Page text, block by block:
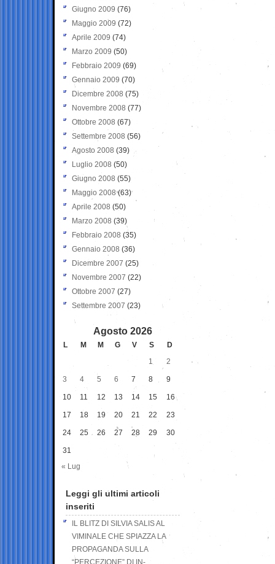
Giugno 2009 (76)
Maggio 2009 (72)
Aprile 2009 (74)
Marzo 2009 (50)
Febbraio 2009 (69)
Gennaio 2009 (70)
Dicembre 2008 (75)
Novembre 2008 (77)
Ottobre 2008 (67)
Settembre 2008 (56)
Agosto 2008 (39)
Luglio 2008 (50)
Giugno 2008 (55)
Maggio 2008(63)
Aprile 2008 (50)
Marzo 2008 (39)
Febbraio 2008 (35)
Gennaio 2008 (36)
Dicembre 2007 (25)
Novembre 2007 (22)
Ottobre 2007 (27)
Settembre 2007 (23)
Agosto 2026
L M M G V S
D
1
2
3 4 5 6 7 8 9
10 11 12 13 14 15 16
17 18 19 20 21 22 23
24 25 26 27 28 29 30
31
« Lug
Leggi gli ultimi articoli
inseriti
IL BLITZ DI SILVIA SALIS AL
VIMINALE CHE SPIAZZA LA
PROPAGANDA SULLA
“PERCEZIONE” DI IN-